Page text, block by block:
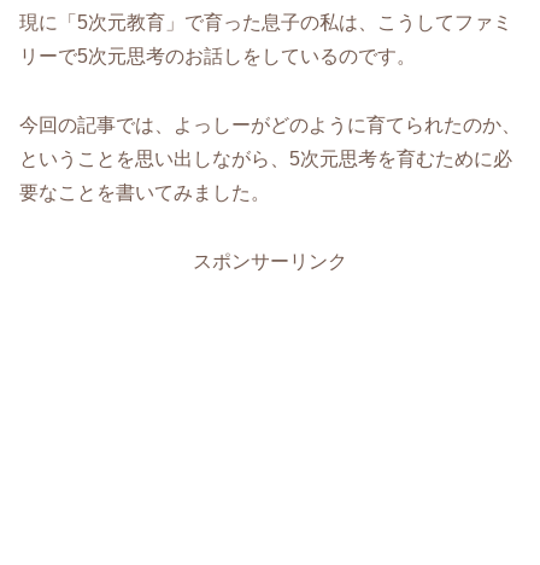
現に「5次元教育」で育った息子の私は、こうしてファミ
リーで5次元思考のお話しをしているのです。
今回の記事では、よっしーがどのように育てられたのか、
ということを思い出しながら、5次元思考を育むために必
要なことを書いてみました。
スポンサーリンク